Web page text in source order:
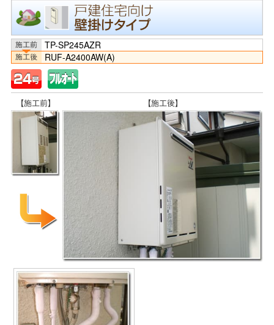
TP-SP245AZR
RUF-A2400AW(A)